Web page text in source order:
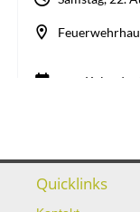
Quicklinks